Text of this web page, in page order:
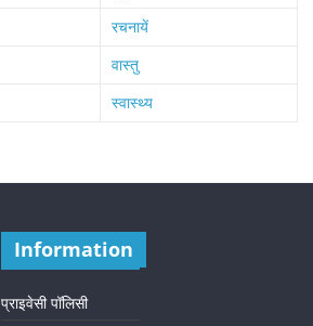
रचनायें
वास्तु
स्वास्थ्य
Information
प्राइवेसी पॉलिसी